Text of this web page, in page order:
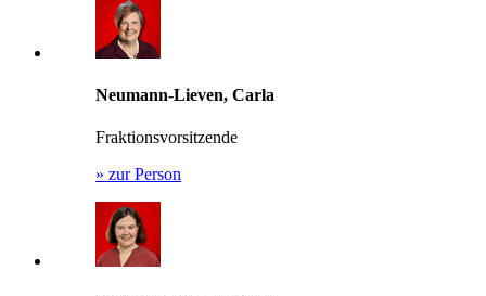
Neumann-Lieven, Carla
Fraktionsvorsitzende
» zur Person